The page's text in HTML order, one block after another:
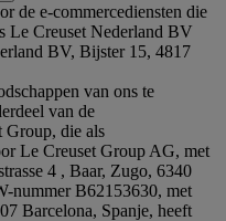
de e-commercediensten die
Le Creuset Nederland BV
BV, Bijster 15, 4817
van ons te
van de
Group, die als
Le Creuset Group AG, met
4 , Baar, Zugo, 6340
nummer B62153630, met
Barcelona, Spanje, heeft